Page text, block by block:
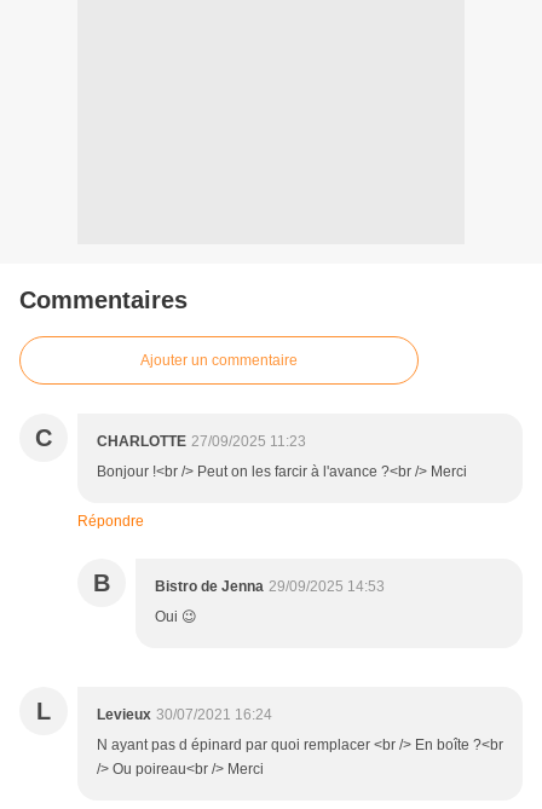
Commentaires
Ajouter un commentaire
C CHARLOTTE 27/09/2025 11:23
Bonjour !<br /> Peut on les farcir à l'avance ?<br /> Merci
Répondre
B Bistro de Jenna 29/09/2025 14:53
Oui 😉
L Levieux 30/07/2021 16:24
N ayant pas d épinard par quoi remplacer <br /> En boîte ?<br
/> Ou poireau<br /> Merci